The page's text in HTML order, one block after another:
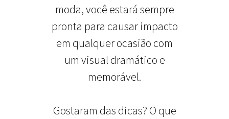
moda, você estará sempre
pronta para causar impacto
em qualquer ocasião com
um visual dramático e
memorável.
Gostaram das dicas? O que